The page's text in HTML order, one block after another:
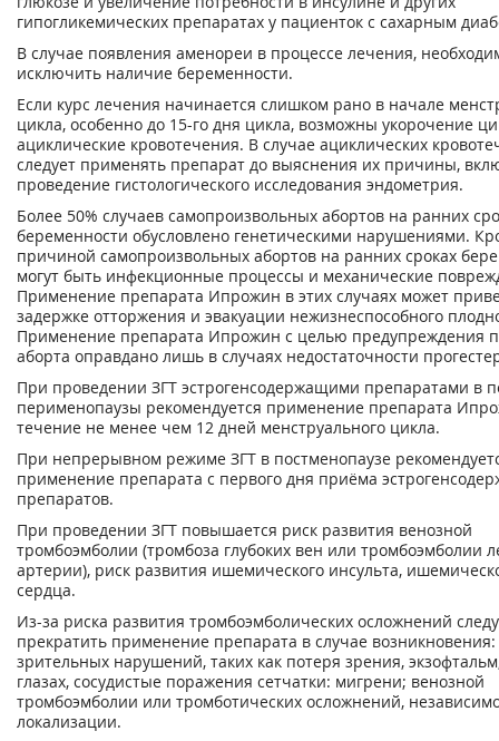
гипогликемических препаратах у пациенток с сахарным
В случае появления аменореи в процессе лечения,
исключить наличие беременности.
Если курс лечения начинается слишком рано в начале
цикла, особенно до 15-го дня цикла, возможны укорочение
ациклические кровотечения. В случае ациклических
следует применять препарат до выяснения их причины,
проведение гистологического исследования эндометрия.
Более 50% случаев самопроизвольных абортов на ранних
беременности обусловлено генетическими нарушениями.
причиной самопроизвольных абортов на ранних сроках
могут быть инфекционные процессы и механические
Применение препарата Ипрожин в этих случаях может
задержке отторжения и эвакуации нежизнеспособного
Применение препарата Ипрожин с целью предупреждения
аборта оправдано лишь в случаях недостаточности
При проведении ЗГТ эстрогенсодержащими препаратами в
перименопаузы рекомендуется применение препарата
течение не менее чем 12 дней менструального цикла.
При непрерывном режиме ЗГТ в постменопаузе
применение препарата с первого дня приёма
препаратов.
При проведении ЗГТ повышается риск развития венозной
тромбоэмболии (тромбоза глубоких вен или тромбоэмболии
артерии), риск развития ишемического инсульта,
сердца.
Из-за риска развития тромбоэмболических осложнений
прекратить применение препарата в случае возникновения:
зрительных нарушений, таких как потеря зрения,
глазах, сосудистые поражения сетчатки: мигрени; венозной
тромбоэмболии или тромботических осложнений,
локализации.